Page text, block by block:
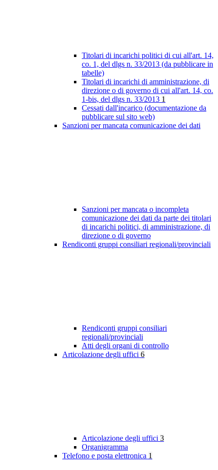
Titolari di incarichi politici di cui all'art. 14,
co. 1, del dlgs n. 33/2013 (da pubblicare in
tabelle)
Titolari di incarichi di amministrazione, di
direzione o di governo di cui all'art. 14, co.
1-bis, del dlgs n. 33/2013 1
Cessati dall'incarico (documentazione da
pubblicare sul sito web)
Sanzioni per mancata comunicazione dei dati
Sanzioni per mancata o incompleta
comunicazione dei dati da parte dei titolari
di incarichi politici, di amministrazione, di
direzione o di governo
Rendiconti gruppi consiliari regionali/provinciali
Rendiconti gruppi consiliari
regionali/provinciali
Atti degli organi di controllo
Articolazione degli uffici 6
Articolazione degli uffici 3
Organigramma
Telefono e posta elettronica 1